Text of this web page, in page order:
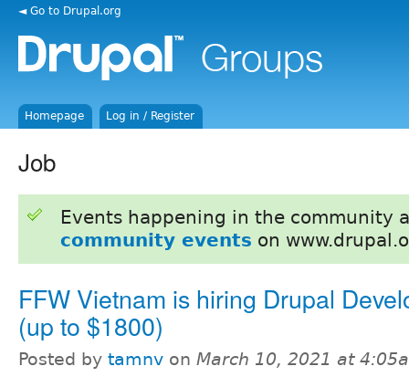
◄ Go to Drupal.org
Homepage Log in / Register
Job
Events happening in the community
community events on
FFW Vietnam is hiring Drupal
(up to $1800)
Posted by tamnv on March 10, 2021 at